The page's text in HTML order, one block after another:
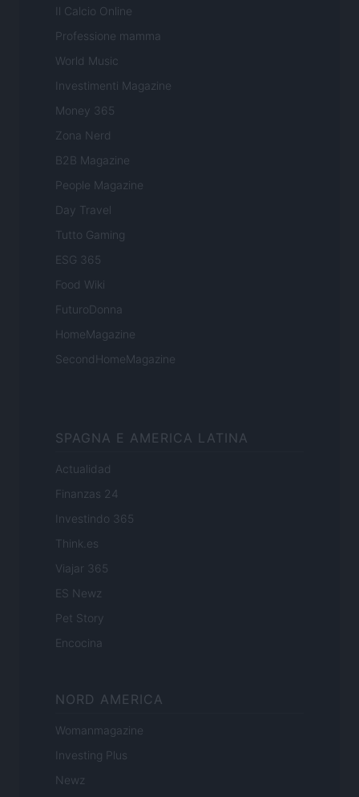
Il Calcio Online
Professione mamma
World Music
Investimenti Magazine
Money 365
Zona Nerd
B2B Magazine
People Magazine
Day Travel
Tutto Gaming
ESG 365
Food Wiki
FuturoDonna
HomeMagazine
SecondHomeMagazine
SPAGNA E AMERICA LATINA
Actualidad
Finanzas 24
Investindo 365
Think.es
Viajar 365
ES Newz
Pet Story
Encocina
NORD AMERICA
Womanmagazine
Investing Plus
Newz